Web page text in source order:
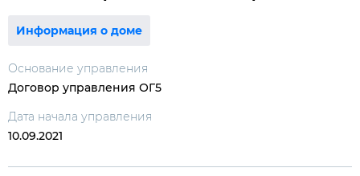
Информация о доме
Основание управления
Договор управления ОГ5
Дата начала управления
10.09.2021